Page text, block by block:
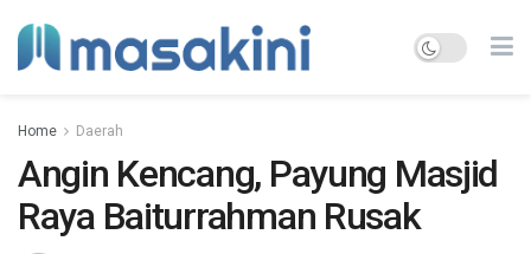
Home Daerah
Angin Kencang, Payung Masjid
Raya Baiturrahman Rusak